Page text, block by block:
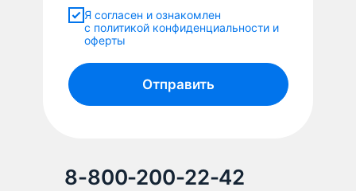
Я согласен и ознакомлен
с политикой конфиденциальности и
оферты
Отправить
8-800-200-22-42